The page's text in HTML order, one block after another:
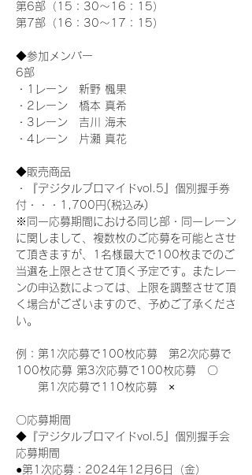
第6部（15：30～16：15）
第7部（16：30～17：15）
◆参加メンバー
6部
・1レーン　新野 楓果
・2レーン　橋本 真希
・3レーン　吉川 海未
・4レーン　片瀬 真花
◆販売商品
・『デジタルブロマイドvol.5』個別握手券
付・・・1,700円(税込み)
※同一応募期間における同じ部・同一レーン
に関しまして、複数枚のご応募を可能とさせ
て頂きますが、1名様最大で100枚までのご
当選を上限とさせて頂く予定です。またレー
ンの申込数によっては、上限を調整させて頂
く場合がございますので、予めご了承くださ
い。
例：第1次応募で100枚応募　第2次応募で
100枚応募 第3次応募で100枚応募　〇
第1次応募で110枚応募　×
〇応募期間
◆『デジタルブロマイドvol.5』個別握手会
応募期間
●第1次応募：2024年12月6日（金）